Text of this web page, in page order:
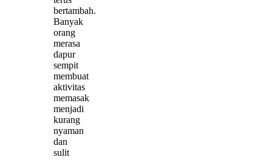
bertambah.
Banyak
orang
merasa
dapur
sempit
membuat
aktivitas
memasak
menjadi
kurang
nyaman
dan
sulit